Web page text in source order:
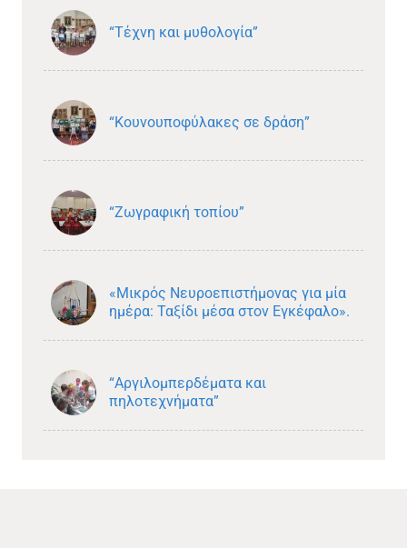
“Τέχνη και μυθολογία”
“Κουνουποφύλακες σε δράση”
“Ζωγραφική τοπίου”
«Μικρός Νευροεπιστήμονας για μία
ημέρα: Ταξίδι μέσα στον Εγκέφαλο».
“Αργιλομπερδέματα και
πηλοτεχνήματα”